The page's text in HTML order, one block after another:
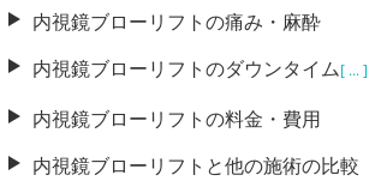
内視鏡ブローリフトの痛み・麻酔
内視鏡ブローリフトのダウンタイム[ ... ]
内視鏡ブローリフトの料金・費用
内視鏡ブローリフトと他の施術の比較